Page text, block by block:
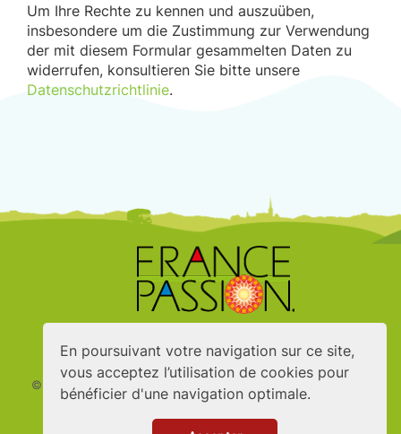
En poursuivant votre navigation sur ce site,
vous acceptez l’utilisation de cookies pour
bénéficier d'une navigation optimale.
Um Ihre Rechte zu kennen und auszuüben,
insbesondere um die Zustimmung zur Verwendung
der mit diesem Formular gesammelten Daten zu
widerrufen, konsultieren Sie bitte unsere
Datenschutzrichtlinie.
© France Passion
2026 - Erstellt von Digito - Entworfen von
Nymphea studio